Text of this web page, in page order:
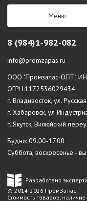
Меню
8 (984)1-982-082
info@promzapas.ru
ООО "Промзапас-ОПТ",
ОГРН:1172536029434
г. Владивосток, ул.
г. Хабаровск, ул
г. Якутск, Вилюйский
Будни: 09.00-17.00
Суббота, воскресенье -
Разработано
© 2014-2026 ПромЗапас
Стоимость товаров, наличие